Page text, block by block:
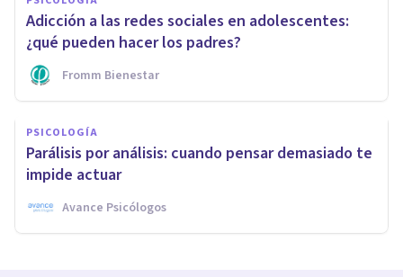
Adicción a las redes sociales en adolescentes:
¿qué pueden hacer los padres?
Fromm Bienestar
PSICOLOGÍA
Parálisis por análisis: cuando pensar demasiado te
impide actuar
Avance Psicólogos